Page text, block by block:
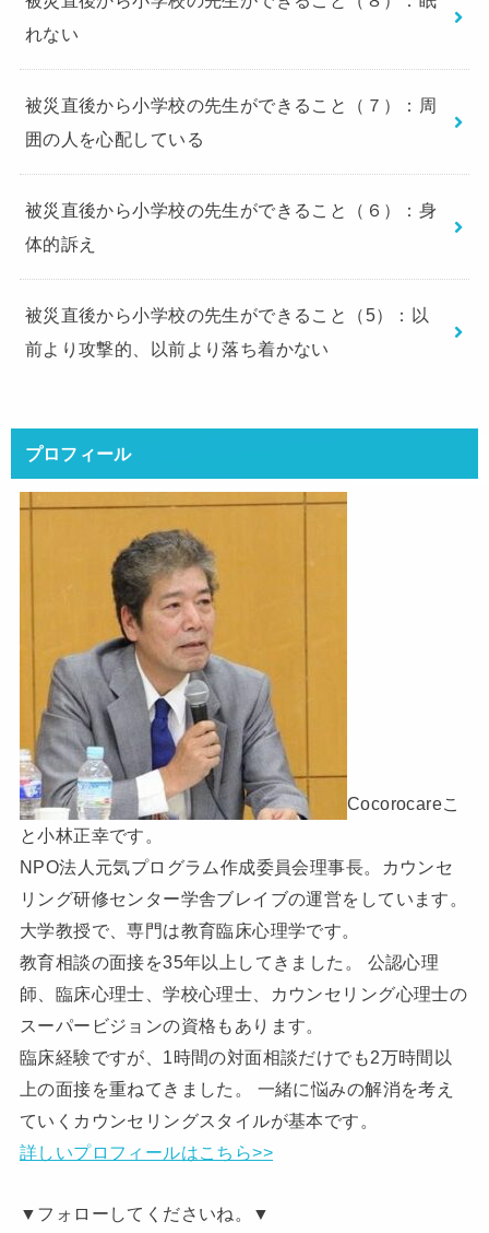
れない
被災直後から小学校の先生ができること（７）：周
囲の人を心配している
被災直後から小学校の先生ができること（６）：身
体的訴え
被災直後から小学校の先生ができること（5）：以
前より攻撃的、以前より落ち着かない
プロフィール
Cocorocareこ
と小林正幸です。
NPO法人元気プログラム作成委員会理事長。カウンセ
リング研修センター学舎ブレイブの運営をしています。
大学教授で、専門は教育臨床心理学です。
教育相談の面接を35年以上してきました。 公認心理
師、臨床心理士、学校心理士、カウンセリング心理士の
スーパービジョンの資格もあります。
臨床経験ですが、1時間の対面相談だけでも2万時間以
上の面接を重ねてきました。 一緒に悩みの解消を考え
ていくカウンセリングスタイルが基本です。
詳しいプロフィールはこちら>>
▼フォローしてくださいね。▼